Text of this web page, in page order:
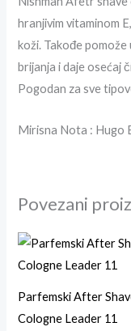
hranjivim vitaminom
koži. Takođe
brijanja i daje osećaj
Pogodan za sve
Mirisna Nota : Hugo
Povezani
Parfemski After
Cologne Leader 11